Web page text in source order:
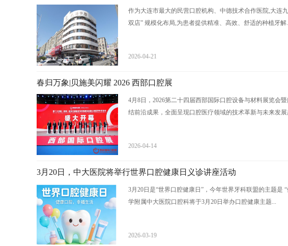
作为大连市最大的民营口腔机构、中德技术合作医院,大连
双店” 规模化布局,为患者提供精准、高效、舒适的种植牙解
2026-04-21
春归万象|贝施美闪耀 2026 西部口腔展
4月8日，2026第二十四届西部国际口腔设备与材料展览会
结前沿成果，全面呈现口腔医疗领域的技术革新与未来发展
2026-04-14
3月20日，中大医院将举行世界口腔健康日义诊讲座活动
3月20日是“世界口腔健康日”，今年世界牙科联盟的主题是
学附属中大医院口腔科将于3月20日举办口腔健康主题...
2026-03-19